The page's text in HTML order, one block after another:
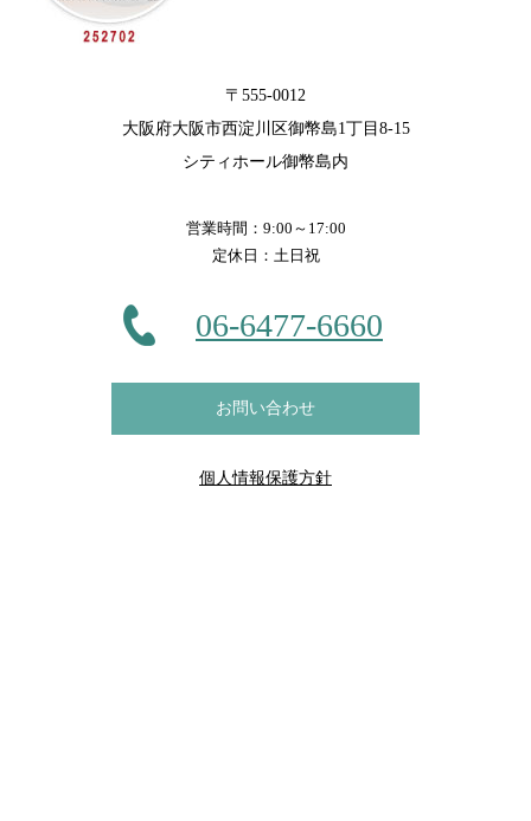
〒555-0012
大阪府大阪市西淀川区御幣島1丁目8-15
シティホール御幣島内
営業時間：9:00～17:00
定休日：土日祝
06-6477-6660
お問い合わせ
個人情報保護方針